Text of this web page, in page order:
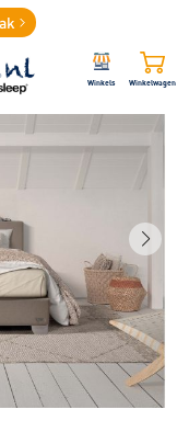
Winkels Winkelwagen